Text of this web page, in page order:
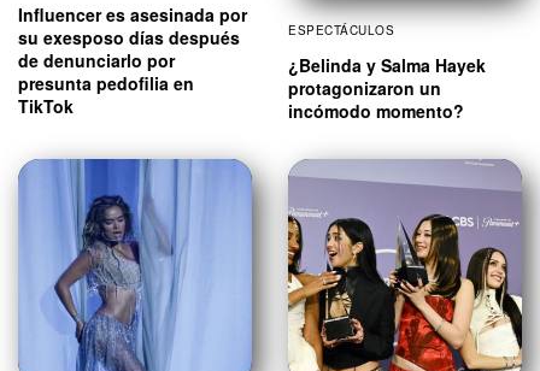
Influencer es asesinada por
su exesposo días después
de denunciarlo por
presunta pedofilia en
TikTok
ESPECTÁCULOS
¿Belinda y Salma Hayek
protagonizaron un
incómodo momento?